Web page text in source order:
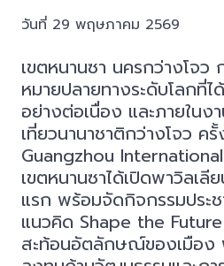
วันที่ 29 พฤษภาคม 2569
เขตหนานซา นครกว่างโจว
หมายปลายทางระดับโลกที่
อย่างต่อเนื่อง และภายในง
เที่ยวนานาชาติกว่างโจว ค
Guangzhou
เขตหนานซาได้เปิดพาวิลเลี
แรก พร้อมจัดกิจกรรมประ
แนวคิด Shape the
สะท้อนอัตลักษณ์ของเมือง